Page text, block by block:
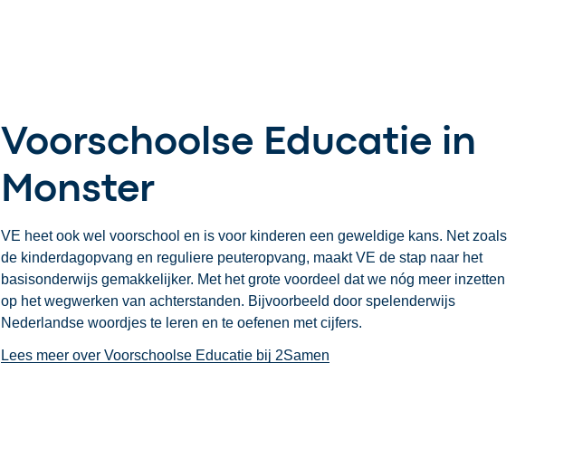
Voorschoolse Educatie in
Monster
VE heet ook wel voorschool en is voor kinderen een geweldige kans. Net zoals
de kinderdagopvang en reguliere peuteropvang, maakt VE de stap naar het
basisonderwijs gemakkelijker. Met het grote voordeel dat we nóg meer inzetten
op het wegwerken van achterstanden. Bijvoorbeeld door spelenderwijs
Nederlandse woordjes te leren en te oefenen met cijfers.
Lees meer over Voorschoolse Educatie bij 2Samen